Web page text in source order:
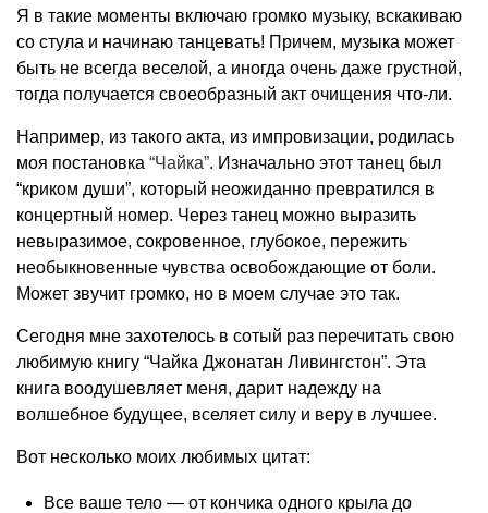
Я в такие моменты включаю громко музыку, вскакиваю
со стула и начинаю танцевать! Причем, музыка может
быть не всегда веселой, а иногда очень даже грустной,
тогда получается своеобразный акт очищения что-ли.
Например, из такого акта, из импровизации, родилась
моя постановка “Чайка”. Изначально этот танец был
“криком души”, который неожиданно превратился в
концертный номер. Через танец можно выразить
невыразимое, сокровенное, глубокое, пережить
необыкновенные чувства освобождающие от боли.
Может звучит громко, но в моем случае это так.
Сегодня мне захотелось в сотый раз перечитать свою
любимую книгу “Чайка Джонатан Ливингстон”. Эта
книга воодушевляет меня, дарит надежду на
волшебное будущее, вселяет силу и веру в лучшее.
Вот несколько моих любимых цитат:
Все ваше тело — от кончика одного крыла до